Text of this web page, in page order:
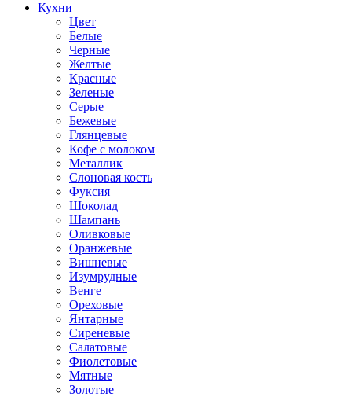
Кухни
Цвет
Белые
Черные
Желтые
Красные
Зеленые
Серые
Бежевые
Глянцевые
Кофе с молоком
Металлик
Слоновая кость
Фуксия
Шоколад
Шампань
Оливковые
Оранжевые
Вишневые
Изумрудные
Венге
Ореховые
Янтарные
Сиреневые
Салатовые
Фиолетовые
Мятные
Золотые